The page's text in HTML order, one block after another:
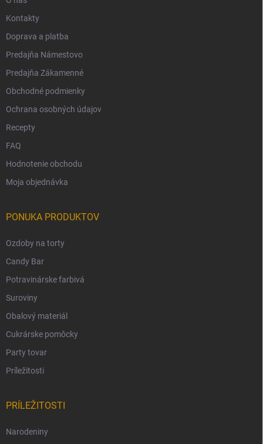
Kontakty
Doprava a platba
Predajňa Námestovo
Predajňa Zákamenné
Obchodné podmienky
Ochrana osobných údajov
Recepty
FAQ
Hodnotenie obchodu
Moja objednávka
PONUKA PRODUKTOV
Ozdoby na torty
Candy Bar
Potravinárske farbivá
Suroviny
Obalový materiál
Cukrárske pomôcky
Party tovar
Príležitosti
PRÍLEŽITOSTI
Narodeniny